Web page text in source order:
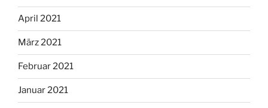
April 2021
März 2021
Februar 2021
Januar 2021